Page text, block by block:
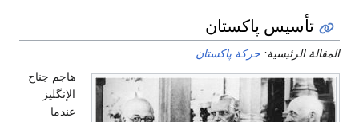
تأسيس پاكستان
المقالة الرئيسية: حركة پاكستان
هاجم جناح
الإنگليز
عندما